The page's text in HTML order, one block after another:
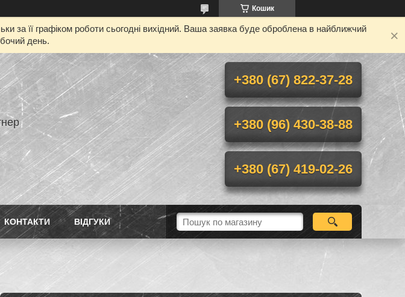
Кошик
за її графіком роботи сьогодні вихідний. Ваша заявка буде оброблена в найближчий
день.
+380 (67) 822-37-28
+380 (96) 430-38-88
+380 (67) 419-02-26
КОНТАКТИ ВІДГУКИ